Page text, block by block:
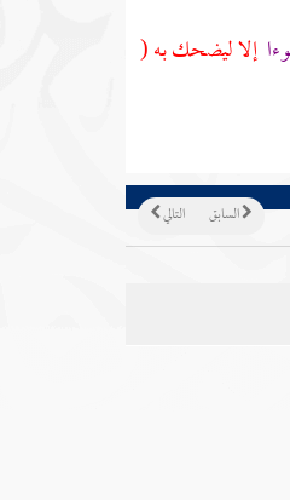
إلا ليضحك به (
التالي السابق